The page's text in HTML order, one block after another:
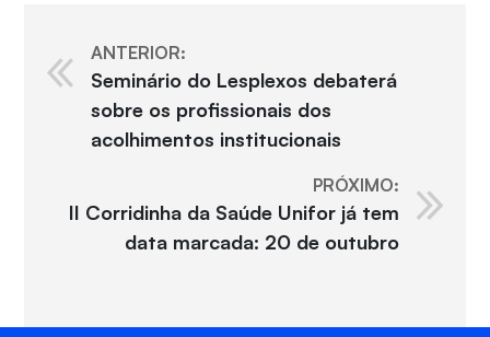
ANTERIOR:
Seminário do Lesplexos debaterá
sobre os profissionais dos
acolhimentos institucionais
PRÓXIMO:
II Corridinha da Saúde Unifor já tem
data marcada: 20 de outubro